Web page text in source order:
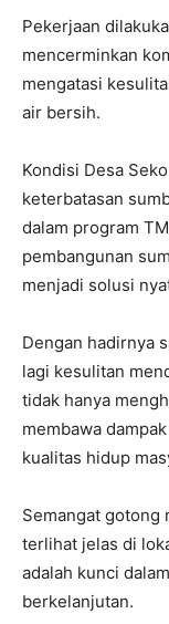
Pekerjaan
mencerminkan
mengatasi
air bersih.
Kondisi Desa
keterbatasan
dalam program
pembangunan
menjadi solusi
Dengan hadirnya
lagi kesulitan
tidak hanya
membawa
kualitas hidup
Semangat gotong
terlihat jelas di
adalah kunci
berkelanjutan.